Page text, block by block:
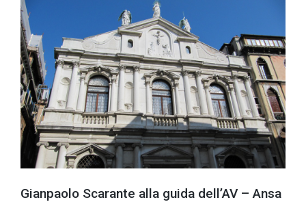
Gianpaolo Scarante alla guida dell’AV – Ansa